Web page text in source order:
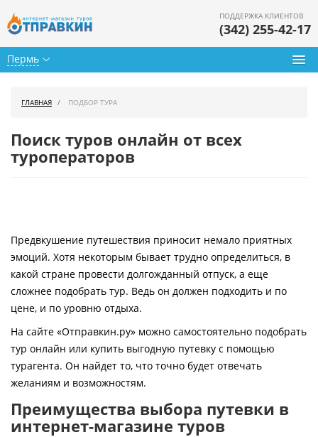
Пермь
ПОДДЕРЖКА КЛИЕНТОВ
(342) 255-42-17
Горящие туры
Страны
Как купить
Контакты
ГЛАВНАЯ ПОДБОР ТУРА
Поиск туров онлайн от всех
туроператоров
Предвкушение путешествия приносит немало приятных
эмоций. Хотя некоторым бывает трудно определиться, в
какой стране провести долгожданный отпуск, а еще
сложнее подобрать тур. Ведь он должен подходить и по
цене, и по уровню отдыха.
На сайте «Отправкин.ру» можно самостоятельно подобрать
тур онлайн или купить выгодную путевку с помощью
турагента. Он найдет то, что точно будет отвечать
желаниям и возможностям.
Преимущества выбора путевки в
интернет-магазине туров